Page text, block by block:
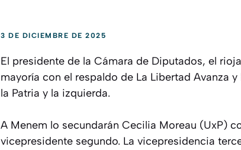
3 DE DICIEMBRE DE 2025
El presidente de la Cámara de Diputados, el
mayoría con el respaldo de La Libertad Avanza
la Patria y la izquierda.
A Menem lo secundarán Cecilia Moreau (UxP)
vicepresidente segundo. La vicepresidencia